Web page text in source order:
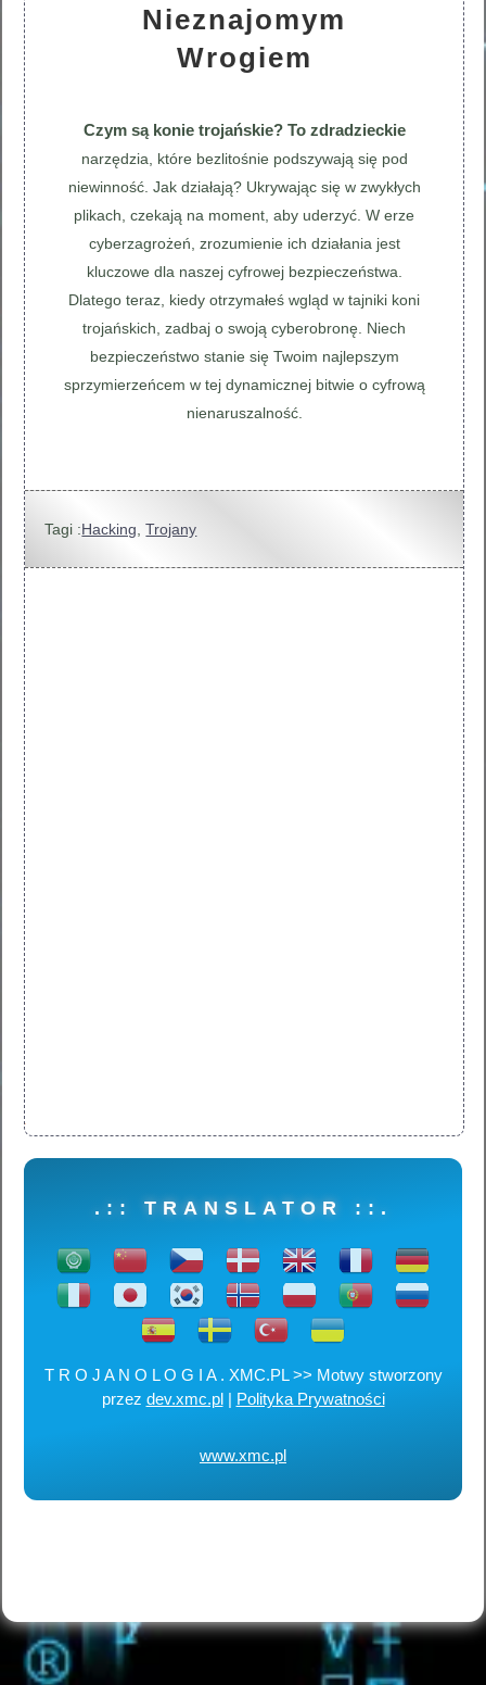
Nieznajomym
Wrogiem
Czym są konie trojańskie? To zdradzieckie
narzędzia, które bezlitośnie podszywają się pod
niewinność. Jak działają? Ukrywając się w zwykłych
plikach, czekają na moment, aby uderzyć. W erze
cyberzagrożeń, zrozumienie ich działania jest
kluczowe dla naszej cyfrowej bezpieczeństwa.
Dlatego teraz, kiedy otrzymałeś wgląd w tajniki koni
trojańskich, zadbaj o swoją cyberobronę. Niech
bezpieczeństwo stanie się Twoim najlepszym
sprzymierzeńcem w tej dynamicznej bitwie o cyfrową
nienaruszalność.
Tagi :Hacking,Trojany
.:: TRANSLATOR ::.
T R O J A N O L O G I A . XMC.PL >> Motwy stworzony
przez dev.xmc.pl| Polityka Prywatności
www.xmc.pl